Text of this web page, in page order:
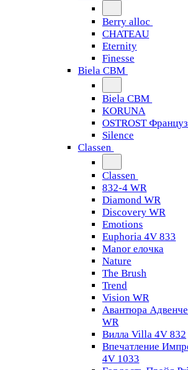
Berry alloc
CHATEAU
Eternity
Finesse
Biela CBM
Biela CBM
KORUNA
OSTROST
Silence
Classen
Classen
832-4 WR
Diamond WR
Discovery WR
Emotions
Euphoria 4V 833
Manor елочка
Nature
The Brush
Trend
Vision WR
Авантюра
WR
Вилла Villa 4V 832
Впечатление
4V 1033